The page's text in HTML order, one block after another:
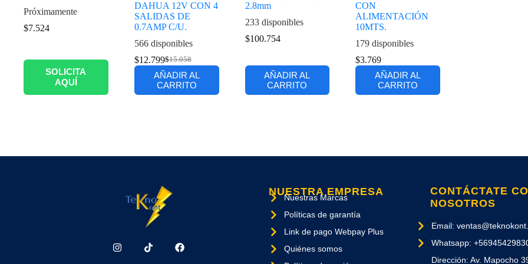
Próximamente
$7.524
SOLICITA
AQUÍ
DAHUA 12V CON 4
SALIDAS DE
0.7AMP C/U.
566 disponibles
$15.058
$12.799
AÑADIR AL
CARRITO
2.8mm
233 disponibles
$100.754
AÑADIR AL
CARRITO
CON
ALIMENTACIÓN
10MTS.
179 disponibles
$3.769
AÑADIR AL
CARRITO
NUESTRA EMPRESA
Nuestras Marcas
Políticas de garantía
Link de pago Webpay Plus
Quiénes somos
CONTÁCTATE
NOSOTROS
Email:
Whatsapp:
Dirección: Av. Mapocho